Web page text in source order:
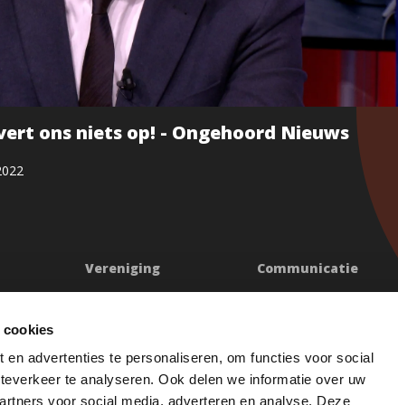
cookies
en advertenties te personaliseren, om functies voor social
te analyseren. Ook delen we informatie over uw
voor social media, adverteren en analyse. Deze
ons niets op! - Ongehoord Nieuws
Vereniging
Bestuur
Jaarverslag
Redactiestatuut
Communicatie
Persberichten & Juridisch
Oeps